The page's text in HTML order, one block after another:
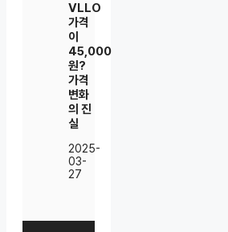
VLLO
가격
이
45,000
원?
가격
변화
의 진
실
2025-
03-
27